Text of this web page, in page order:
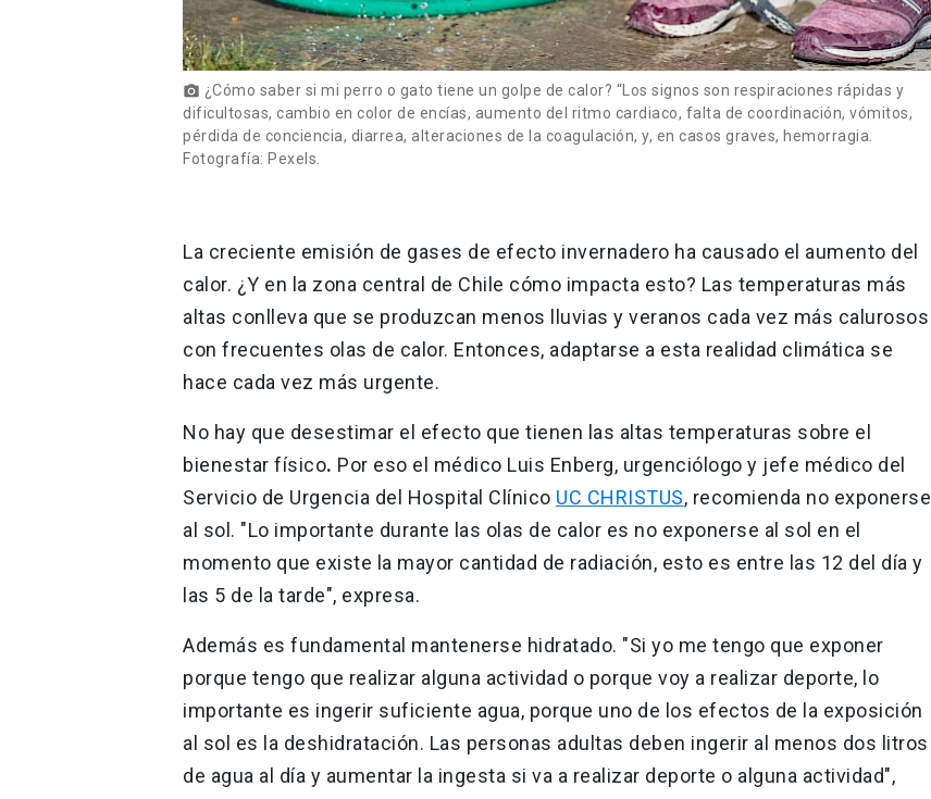
photo_camera ¿Cómo saber si mi perro o gato tiene un golpe de calor? “Los signos son respiraciones rápidas y
dificultosas, cambio en color de encías, aumento del ritmo cardiaco, falta de coordinación, vómitos,
pérdida de conciencia, diarrea, alteraciones de la coagulación, y, en casos graves, hemorragia.
Fotografía: Pexels.
La creciente emisión de gases de efecto invernadero ha causado el aumento del
calor. ¿Y en la zona central de Chile cómo impacta esto? Las temperaturas más
altas conlleva que se produzcan menos lluvias y veranos cada vez más calurosos
con frecuentes olas de calor. Entonces, adaptarse a esta realidad climática se
hace cada vez más urgente.
No hay que desestimar el efecto que tienen las altas temperaturas sobre el
bienestar físico. Por eso el médico Luis Enberg, urgenciólogo y jefe médico del
Servicio de Urgencia del Hospital Clínico UC CHRISTUS, recomienda no exponerse
al sol. "Lo importante durante las olas de calor es no exponerse al sol en el
momento que existe la mayor cantidad de radiación, esto es entre las 12 del día y
las 5 de la tarde", expresa.
Además es fundamental mantenerse hidratado. "Si yo me tengo que exponer
porque tengo que realizar alguna actividad o porque voy a realizar deporte, lo
importante es ingerir suficiente agua, porque uno de los efectos de la exposición
al sol es la deshidratación. Las personas adultas deben ingerir al menos dos litros
de agua al día y aumentar la ingesta si va a realizar deporte o alguna actividad",